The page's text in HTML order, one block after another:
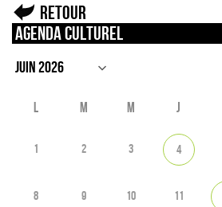
Retour
Agenda culturel
L M M J
1 2 3 4
8 9 10 11